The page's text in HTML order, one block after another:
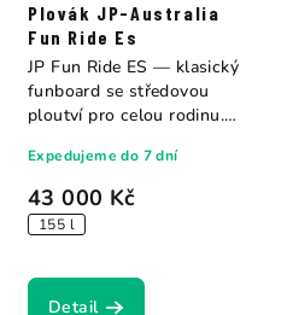
Plovák JP-Australia
Fun Ride Es
43 000 Kč
155 l
Expedujeme do 7 dní
Detail
JP Fun Ride ES — klasický
funboard se středovou
ploutví pro celou rodinu.